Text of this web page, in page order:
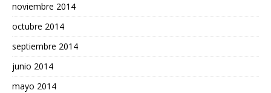
noviembre 2014
octubre 2014
septiembre 2014
junio 2014
mayo 2014